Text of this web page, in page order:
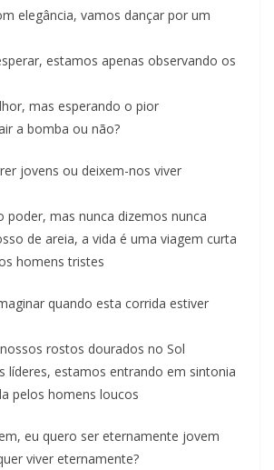
elegância, vamos dançar por um
estamos apenas observando os
mas esperando o pior
a bomba ou não?
jovens ou deixem-nos viver
poder, mas nunca dizemos nunca
de areia, a vida é uma viagem curta
homens tristes
quando esta corrida estiver
rostos dourados no Sol
líderes, estamos entrando em sintonia
pelos homens loucos
eu quero ser eternamente jovem
viver eternamente?